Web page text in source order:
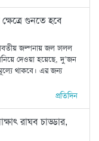
গুনতে হবে
জল্পনায় জল ঢালল
দেওয়া হয়েছে, দু’জন
থাকবে। এর জন্য
প্রতিদিন
রাঘব চাড্ডার,